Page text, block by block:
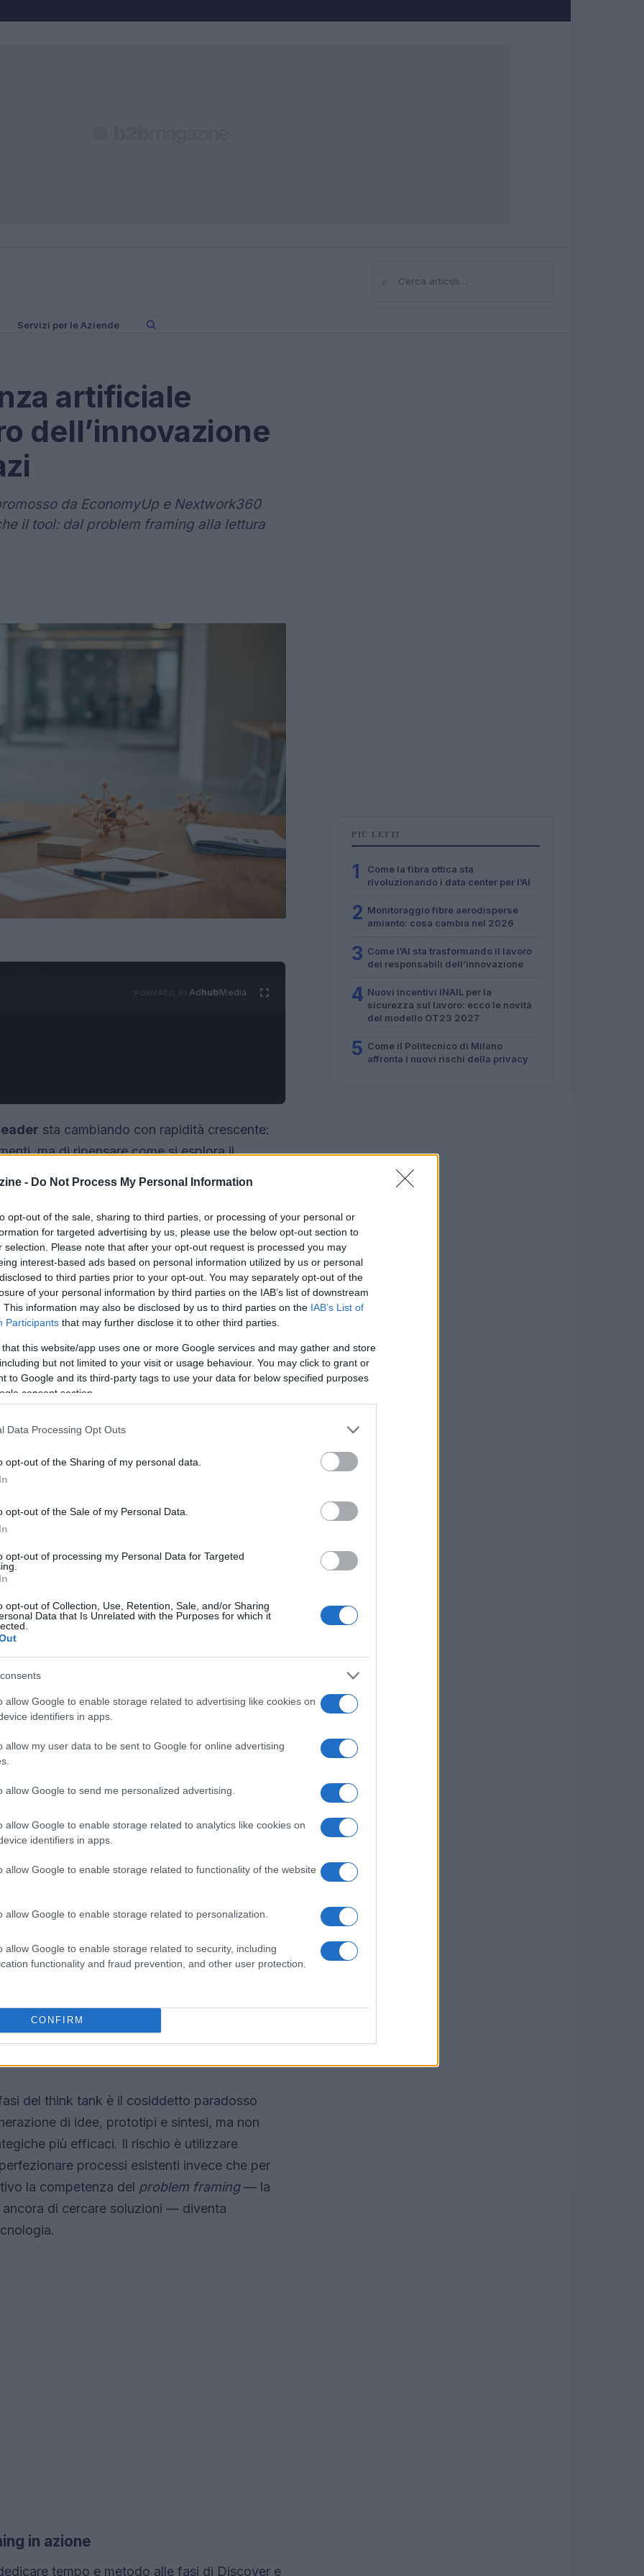
- Do Not Process My Personal Information
opt-out of the sale, sharing to third parties, or processing of your personal or
for targeted advertising by us, please use the below opt-out section to
selection. Please note that after your opt-out request is processed you may
interest-based ads based on personal information utilized by us or personal
to third parties prior to your opt-out. You may separately opt-out of the
of your personal information by third parties on the IAB’s list of downstream
This information may also be disclosed by us to third parties on the IAB’s List of
Participants that may further disclose it to other third parties.
that this website/app uses one or more Google services and may gather and store
but not limited to your visit or usage behaviour. You may click to grant or
to Google and its third-party tags to use your data for below specified purposes
consent section.
Data Processing Opt Outs
opt-out of the Sharing of my personal data.
opt-out of the Sale of my Personal Data.
opt-out of processing my Personal Data for Targeted
opt-out of Collection, Use, Retention, Sale, and/or Sharing
Data that Is Unrelated with the Purposes for which it
allow Google to enable storage related to advertising like cookies on
identifiers in apps.
allow my user data to be sent to Google for online advertising
allow Google to send me personalized advertising.
allow Google to enable storage related to analytics like cookies on
identifiers in apps.
allow Google to enable storage related to functionality of the website
allow Google to enable storage related to personalization.
allow Google to enable storage related to security, including
functionality and fraud prevention, and other user protection.
CONFIRM
⌕Cerca
Servizi per le Aziende
artificiale
dell’innovazione
da EconomyUp e Nextwork360
il tool: dal problem framing alla lettura
AdhubMedia
sta cambiando con rapidità crescente:
ma di ripensare come si esplora il
Nasce in questo contesto
del 19 maggio. L’iniziativa si concentra su una
artificialepuò davvero creare valore
l’equivoco tra velocità di produzione e
dagli strumenti ai
combinando ricerca, workshop e incontri
tecnologie, ma di esplorare come l’
leggere segnali deboli e formulare insight utili.
metodologici come il
sulle fasi iniziali dedicate
dove la differenza tra accelerazione e
e istituzioni per mettere in comune
Patrick Oungre(CEO di A2A Life Ventures),
Technology di Fincantieri),
Sgr),Nicola Rossi(Head of Innovation di
Spindox) e altri responsabili di innovazione di
Iren, Hera e Legrand. Questa
pratici dell’
non sempre migliori
del think tank è il cosiddetto paradosso
di idee, prototipi e sintesi, ma non
più efficaci. Il rischio è utilizzare
processi esistenti invece che per
la competenza del problem framing— la
di cercare soluzioni — diventa
in azione
tempo e metodo alle fasi di Discover e
PIÙ LETTI
1
Come la fibra ottica sta
rivoluzionando i data center per l’AI
2 Monitoraggio fibre aerodisperse
amianto: cosa cambia nel 2026
3 Come l’AI sta trasformando il lavoro
dei responsabili dell’innovazione
4 Nuovi incentivi INAIL per la
sicurezza sul lavoro: ecco le novità
del modello OT23 2027
5 Come il Politecnico di Milano
affronta i nuovi rischi della privacy